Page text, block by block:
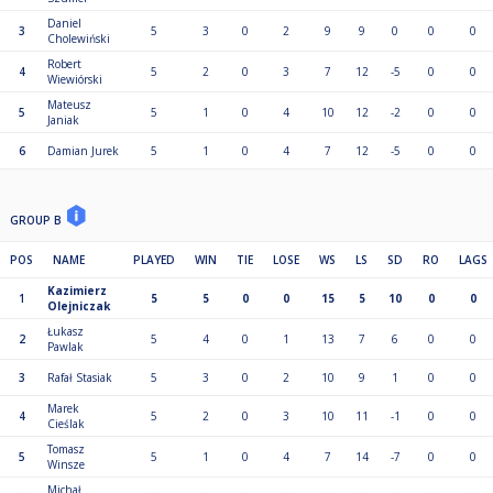
1. Wszystkie turnieje KLB rozgrywane są w środy.
2. Zgłoszenia na turniej przyjmowane są najpóźniej do godz. 16:00 w dniu
3. Zapisy możliwe są:
za pośrednictwem aplikacji CueScore,
osobiście w klubie.
4. Zawodnicy zobowiązani są do stawienia się w sali gier najpóźniej do
godz. 18:00.
przebiegu turnieju.
6. Każde rozpoczęte 30 minut spóźnienia skutkuje walkowerem:
kolejne 30 minut – walkower w drugim meczu grupowym.
kolejny mecz grupowy.
8. W uzasadnionych przypadkach Sędzia Główny ma prawo zmienić modus
pojedynczego meczu lub całej grupy.
6. System rozgrywek
CueScore, bez rozstawień.
2. Faza grupowa rozgrywana jest systemem każdy z każdym, do 3
wygranych partii (BO5).
Liczba grup:
do 24 zawodników – 4 grupy
3
Daniel
Cholewiński
5 3 0 2 9 9 0 0 0
4
Robert
Wiewiórski
5 2 0 3 7 12 -5 0 0
5
Mateusz
Janiak
5 1 0 4 10 12 -2 0 0
6 Damian Jurek 5 1 0 4 7 12 -5 0 0
GROUP B
POS NAME PLAYED WIN TIE LOSE WS LS SD RO LAGS
1
Kazimierz
Olejniczak
5 5 0 0 15 5 10 0 0
2
Łukasz
Pawlak
5 4 0 1 13 7 6 0 0
3 Rafał Stasiak 5 3 0 2 10 9 1 0 0
4
Marek
Cieślak
5 2 0 3 10 11 -1 0 0
5
Tomasz
Winsze
5 1 0 4 7 14 -7 0 0